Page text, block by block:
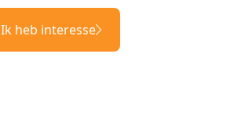
Ik heb interesse